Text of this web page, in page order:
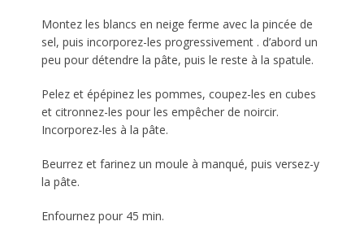
Montez les blancs en neige ferme avec la pincée de
sel, puis incorporez-les progressivement . d’abord un
peu pour détendre la pâte, puis le reste à la spatule.
Pelez et épépinez les pommes, coupez-les en cubes
et citronnez-les pour les empêcher de noircir.
Incorporez-les à la pâte.
Beurrez et farinez un moule à manqué, puis versez-y
la pâte.
Enfournez pour 45 min.